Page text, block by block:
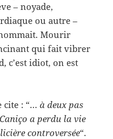
– noyade,
ou autre –
Mourir
qui fait vibrer
c’est idiot, on est
cite : “…à deux pas
a perdu la vie
controversée“.